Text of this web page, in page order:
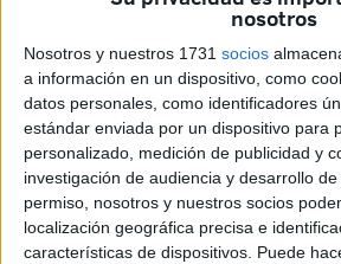
nosotros
Nosotros y nuestros 1731 socios
a información en un dispositivo, como
datos personales, como identificadores
estándar enviada por un dispositivo para
personalizado, medición de publicidad y
investigación de audiencia y desarrollo de
permiso, nosotros y nuestros socios
localización geográfica precisa e
características de dispositivos. Puede
presentar una demanda judicial para
si no lo hay pues ya se podrá
juzgado”.
RelatedPosts
Adjudicadas las obras
red de agua en las